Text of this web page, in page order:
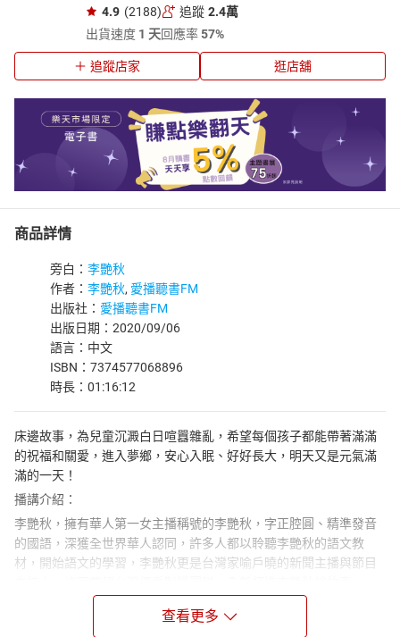
4.9 (2188) 追蹤 2.4萬
出貨速度 1 天回應率57%
追蹤店家 逛店舖
商品詳情
旁白： 李艷秋
作者： 李艷秋, 愛播聽書FM
出版社： 愛播聽書FM
出版日期：2020/09/06
語言：中文
ISBN：7374577068896
時長：01:16:12
床邊故事，為兒童沉澱白日喧囂雜亂，希望每個孩子都能帶著滿滿
的祝福和關愛，進入夢鄉，安心入眠、好好長大，明天又是元氣滿
滿的一天！
播講介紹：
李艷秋，擁有華人第一女主播稱號的李艷秋，字正腔圓、精準發音
的國語，深獲全世界華人認同，許多人都以聆聽李艷秋的語文教
材，開始語文的學習，李艷秋更是台灣家喻戶曉的新聞主播與節目
查看更多